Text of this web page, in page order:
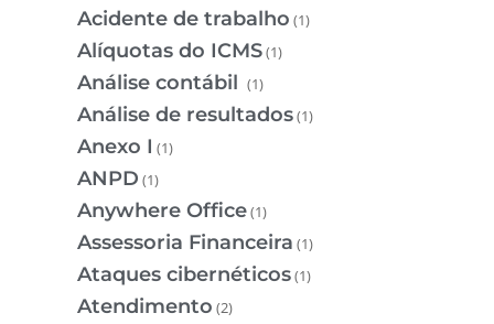
Acidente de trabalho (1)
Alíquotas do ICMS(1)
Análise contábil (1)
Análise de resultados(1)
Anexo I (1)
ANPD (1)
Anywhere Office(1)
Assessoria Financeira (1)
Ataques cibernéticos(1)
Atendimento (2)